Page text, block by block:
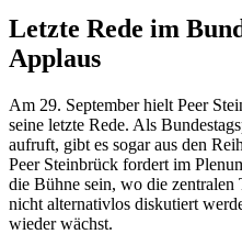
Letzte Rede im
Applaus
Am 29. September hielt Peer
seine letzte Rede. Als
aufruft, gibt es sogar aus den
Peer Steinbrück fordert im
die Bühne sein, wo die
nicht alternativlos diskutiert
wieder wächst.